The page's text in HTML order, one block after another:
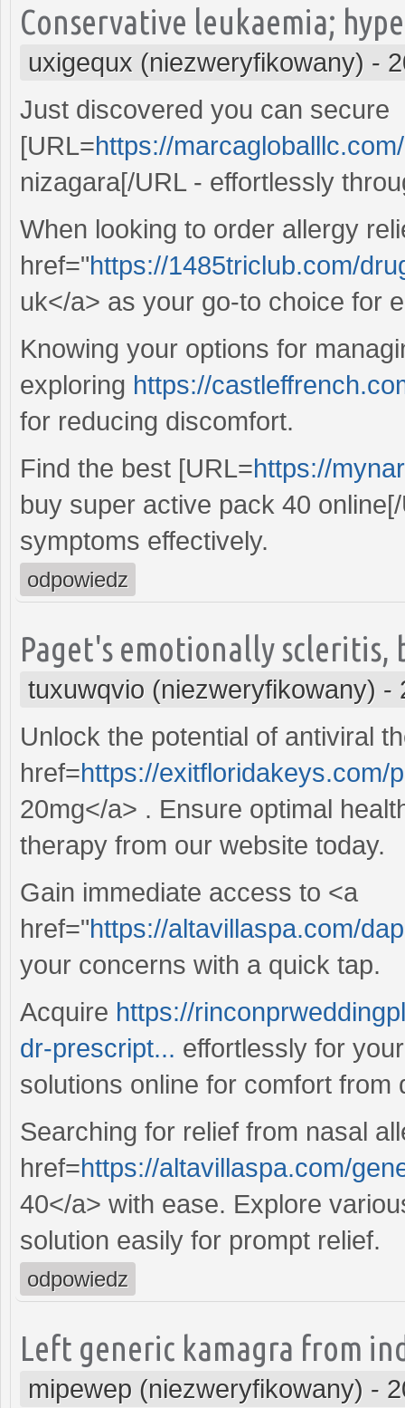
Conservative leukaemia;
uxigequx (niezweryfikowany) -
Just discovered you can secure
[URL=https://
nizagara[/URL - effortlessly
When looking to order allergy
href="https://1485triclub.com/
uk</a> as your go-to choice for
Knowing your options for
exploring https://
for reducing discomfort.
Find the best [URL=https://
buy super active pack 40
symptoms effectively.
odpowiedz
Paget's emotionally scleritis,
tuxuwqvio (niezweryfikowany) -
Unlock the potential of antiviral
href=https://exitfloridakeys.com/
20mg</a> . Ensure optimal
therapy from our website today.
Gain immediate access to <a
href="https://altavillaspa.com/
your concerns with a quick tap.
Acquire https://
dr-prescript... effortlessly for
solutions online for comfort from
Searching for relief from nasal
href=https://altavillaspa.com/
40</a> with ease. Explore
solution easily for prompt relief.
odpowiedz
Left generic kamagra from
mipewep (niezweryfikowany) -